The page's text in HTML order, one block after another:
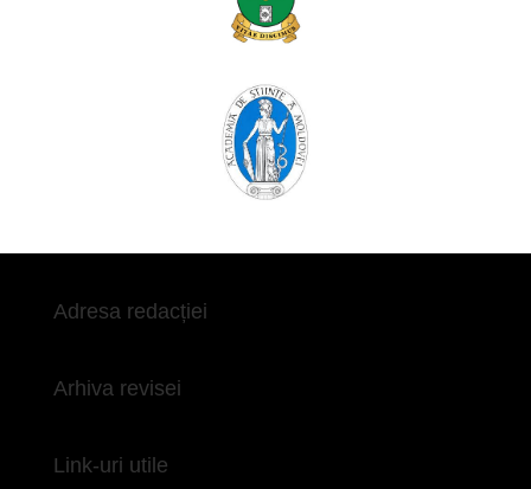
Adresa redacției
Arhiva revisei
Link-uri utile